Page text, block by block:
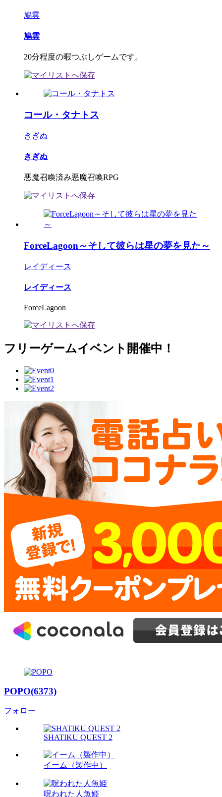
鳩雲
鳩雲
20分程度の暇つぶしゲームです。
コール・タナトス
きぎぬ
きぎぬ
悪魔召喚済み悪魔召喚RPG
ForceLagoon～そして彼らは星の夢を見た～
レイディース
レイディース
ForceLagoon
フリーゲームイベント開催中！
POPO(6373)
フォロー
SHATIKU QUEST 2
イーム（製作中）
呪われた人魚姫